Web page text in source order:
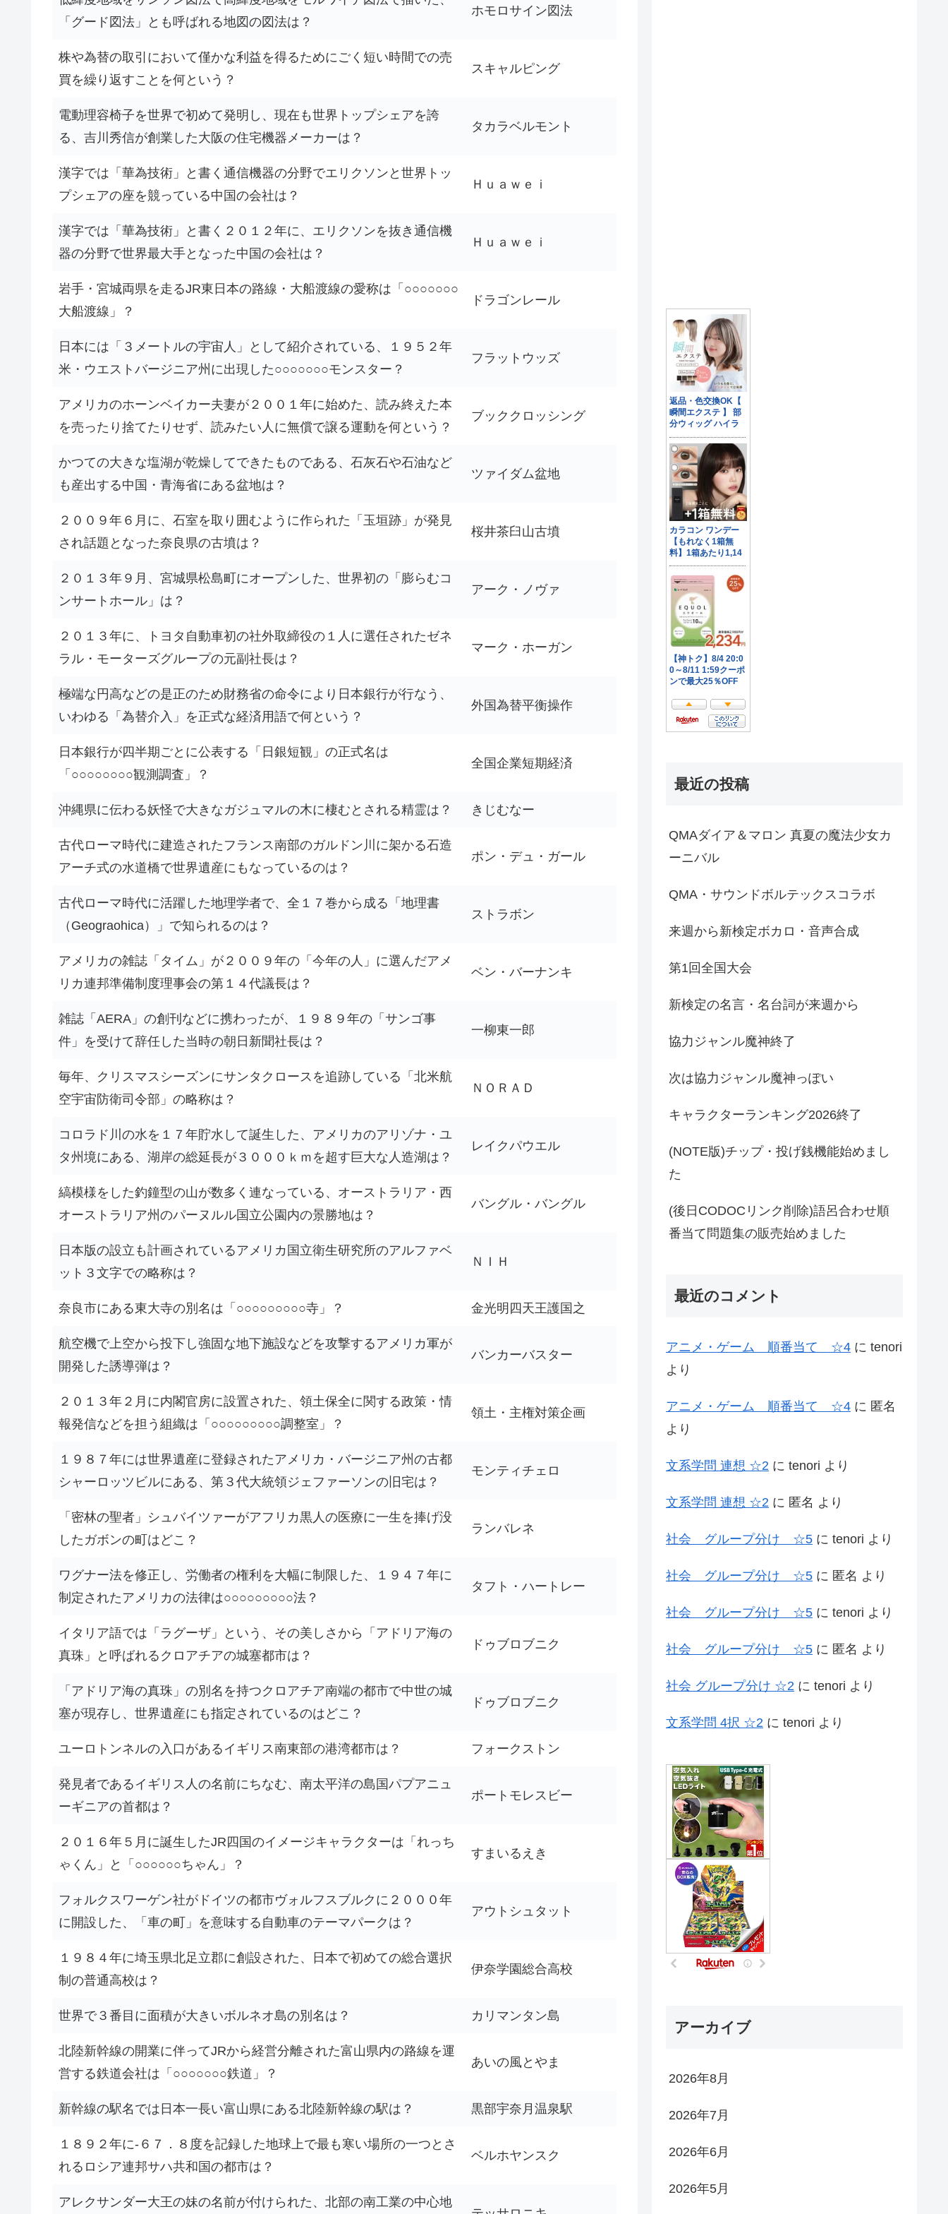
「グード図法」とも呼ばれる地図の図法は？
ホモロサイン図法
株や為替の取引において僅かな利益を得るためにごく短い時間での売
買を繰り返すことを何という？
スキャルピング
電動理容椅子を世界で初めて発明し、現在も世界トップシェアを誇
る、吉川秀信が創業した大阪の住宅機器メーカーは？
タカラベルモント
漢字では「華為技術」と書く通信機器の分野でエリクソンと世界トッ
プシェアの座を競っている中国の会社は？
Ｈｕａｗｅｉ
漢字では「華為技術」と書く２０１２年に、エリクソンを抜き通信機
器の分野で世界最大手となった中国の会社は？
Ｈｕａｗｅｉ
岩手・宮城両県を走るJR東日本の路線・大船渡線の愛称は「○○○○○○○
大船渡線」？
ドラゴンレール
日本には「３メートルの宇宙人」として紹介されている、１９５２年
米・ウエストバージニア州に出現した○○○○○○○モンスター？
フラットウッズ
アメリカのホーンベイカー夫妻が２００１年に始めた、読み終えた本
を売ったり捨てたりせず、読みたい人に無償で譲る運動を何という？
ブッククロッシング
かつての大きな塩湖が乾燥してできたものである、石灰石や石油など
も産出する中国・青海省にある盆地は？
ツァイダム盆地
２００９年６月に、石室を取り囲むように作られた「玉垣跡」が発見
され話題となった奈良県の古墳は？
桜井茶臼山古墳
２０１３年９月、宮城県松島町にオープンした、世界初の「膨らむコ
ンサートホール」は？
アーク・ノヴァ
２０１３年に、トヨタ自動車初の社外取締役の１人に選任されたゼネ
ラル・モーターズグループの元副社長は？
マーク・ホーガン
極端な円高などの是正のため財務省の命令により日本銀行が行なう、
いわゆる「為替介入」を正式な経済用語で何という？
外国為替平衡操作
日本銀行が四半期ごとに公表する「日銀短観」の正式名は
「○○○○○○○○観測調査」？
全国企業短期経済
沖縄県に伝わる妖怪で大きなガジュマルの木に棲むとされる精霊は？ きじむなー
古代ローマ時代に建造されたフランス南部のガルドン川に架かる石造
アーチ式の水道橋で世界遺産にもなっているのは？
ポン・デュ・ガール
古代ローマ時代に活躍した地理学者で、全１７巻から成る「地理書
（Geograohica）」で知られるのは？
ストラボン
アメリカの雑誌「タイム」が２００９年の「今年の人」に選んだアメ
リカ連邦準備制度理事会の第１４代議長は？
ベン・バーナンキ
雑誌「AERA」の創刊などに携わったが、１９８９年の「サンゴ事
件」を受けて辞任した当時の朝日新聞社長は？
一柳東一郎
毎年、クリスマスシーズンにサンタクロースを追跡している「北米航
空宇宙防衛司令部」の略称は？
ＮＯＲＡＤ
コロラド川の水を１７年貯水して誕生した、アメリカのアリゾナ・ユ
タ州境にある、湖岸の総延長が３０００ｋｍを超す巨大な人造湖は？
レイクパウエル
縞模様をした釣鐘型の山が数多く連なっている、オーストラリア・西
オーストラリア州のパーヌルル国立公園内の景勝地は？
バングル・バングル
日本版の設立も計画されているアメリカ国立衛生研究所のアルファベ
ット３文字での略称は？
ＮＩＨ
奈良市にある東大寺の別名は「○○○○○○○○○寺」？ 金光明四天王護国之
航空機で上空から投下し強固な地下施設などを攻撃するアメリカ軍が
開発した誘導弾は？
バンカーバスター
２０１３年２月に内閣官房に設置された、領土保全に関する政策・情
報発信などを担う組織は「○○○○○○○○○調整室」？
領土・主権対策企画
１９８７年には世界遺産に登録されたアメリカ・バージニア州の古都
シャーロッツビルにある、第３代大統領ジェファーソンの旧宅は？
モンティチェロ
「密林の聖者」シュバイツァーがアフリカ黒人の医療に一生を捧げ没
したガボンの町はどこ？
ランバレネ
ワグナー法を修正し、労働者の権利を大幅に制限した、１９４７年に
制定されたアメリカの法律は○○○○○○○○○法？
タフト・ハートレー
イタリア語では「ラグーザ」という、その美しさから「アドリア海の
真珠」と呼ばれるクロアチアの城塞都市は？
ドゥブロブニク
「アドリア海の真珠」の別名を持つクロアチア南端の都市で中世の城
塞が現存し、世界遺産にも指定されているのはどこ？
ドゥブロブニク
ユーロトンネルの入口があるイギリス南東部の港湾都市は？ フォークストン
発見者であるイギリス人の名前にちなむ、南太平洋の島国パプアニュ
ーギニアの首都は？
ポートモレスビー
２０１６年５月に誕生したJR四国のイメージキャラクターは「れっち
ゃくん」と「○○○○○○ちゃん」？
すまいるえき
フォルクスワーゲン社がドイツの都市ヴォルフスブルクに２０００年
に開設した、「車の町」を意味する自動車のテーマパークは？
アウトシュタット
１９８４年に埼玉県北足立郡に創設された、日本で初めての総合選択
制の普通高校は？
伊奈学園総合高校
世界で３番目に面積が大きいボルネオ島の別名は？ カリマンタン島
北陸新幹線の開業に伴ってJRから経営分離された富山県内の路線を運
営する鉄道会社は「○○○○○○○鉄道」？
あいの風とやま
新幹線の駅名では日本一長い富山県にある北陸新幹線の駅は？ 黒部宇奈月温泉駅
１８９２年に-６７．８度を記録した地球上で最も寒い場所の一つとさ
れるロシア連邦サハ共和国の都市は？
ベルホヤンスク
アレクサンダー大王の妹の名前が付けられた、北部の南工業の中心地
最近の投稿
QMAダイア＆マロン 真夏の魔法少女カ
ーニバル
QMA・サウンドボルテックスコラボ
来週から新検定ボカロ・音声合成
第1回全国大会
新検定の名言・名台詞が来週から
協力ジャンル魔神終了
次は協力ジャンル魔神っぽい
キャラクターランキング2026終了
(NOTE版)チップ・投げ銭機能始めまし
た
(後日CODOCリンク削除)語呂合わせ順
番当て問題集の販売始めました
最近のコメント
アニメ・ゲーム 順番当て ☆4 に tenori
より
アニメ・ゲーム 順番当て ☆4 に 匿名
より
文系学問 連想 ☆2 に tenori より
文系学問 連想 ☆2 に 匿名 より
社会 グループ分け ☆5 に tenori より
社会 グループ分け ☆5 に 匿名 より
社会 グループ分け ☆5 に tenori より
社会 グループ分け ☆5 に 匿名 より
社会 グループ分け ☆2 に tenori より
文系学問 4択 ☆2 に tenori より
アーカイブ
2026年8月
2026年7月
2026年6月
2026年5月